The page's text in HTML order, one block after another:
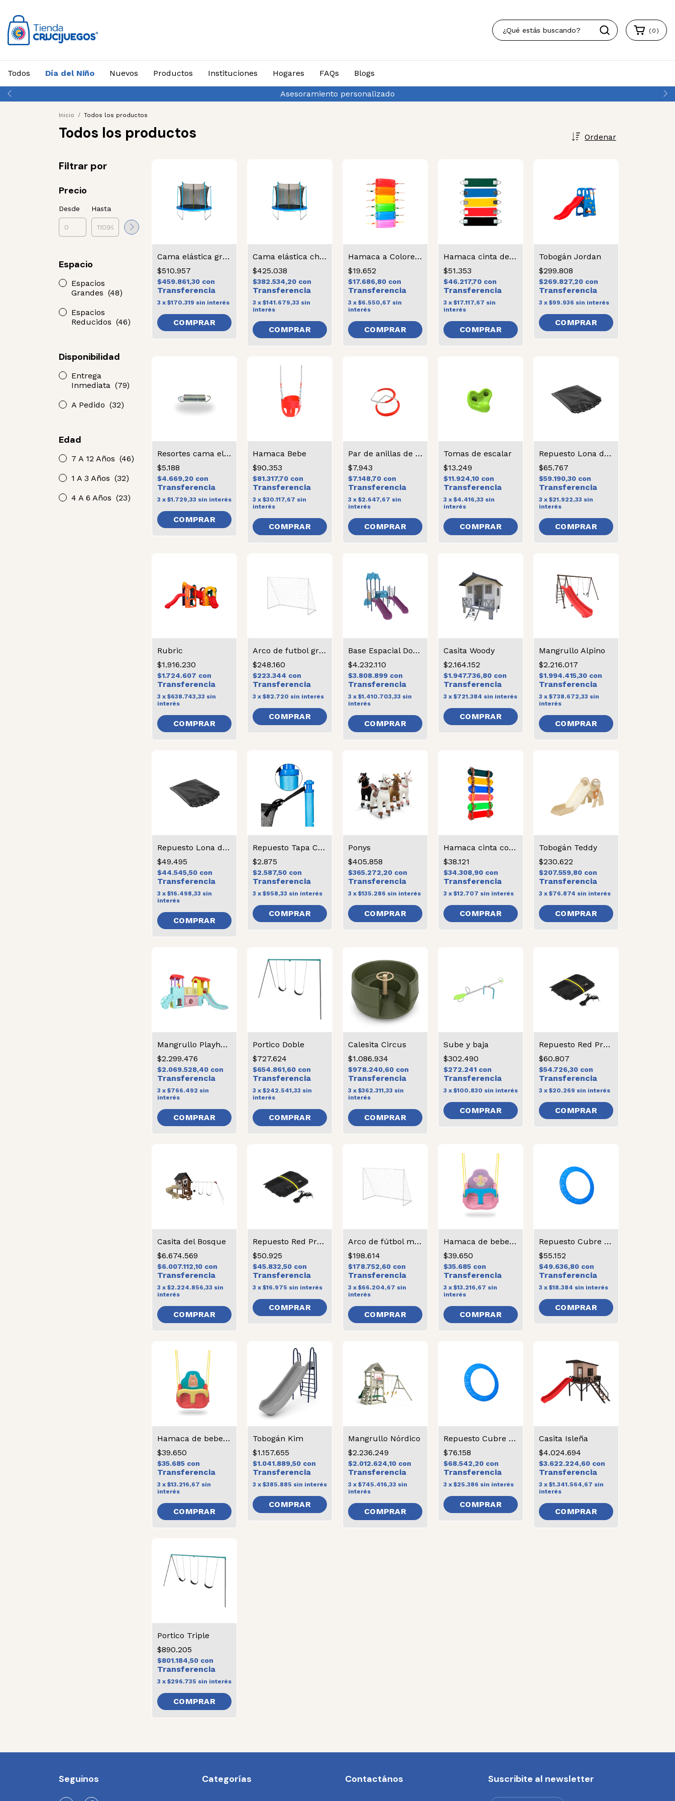
Hasta 3 cuotas sin interés y 10% de descuento por transferencia
( 0 )
Todos Día del Niño Nuevos Productos Instituciones Hogares FAQs Blogs
Inicio / Todos los productos
Todos los productos Ordenar
Filtrar por
Precio
Desde Hasta
Espacio
Espacios
Grandes (48)
Espacios
Reducidos (46)
Disponibilidad
Entrega
Inmediata (79)
A Pedido (32)
Edad
7 A 12 Años (46)
1 A 3 Años (32)
4 A 6 Años (23)
Cama elástica grande
$510.957
$459.861,30 con
3 x $170.319 sin interés
Cama elástica chica
$425.038
$382.534,20 con
3 x $141.679,33 sin
interés
Hamaca a Colores Con Soga
$19.652
$17.686,80 con
3 x $6.550,67 sin
interés
COMPRAR
Hamaca cinta de color
$51.353
$46.217,70 con
3 x $17.117,67 sin
interés
COMPRAR
Tobogán Jordan
$299.808
$269.827,20 con
3 x $99.936 sin interés
Resortes cama elastica
$5.188
$4.669,20 con
3 x $1.729,33 sin interés
COMPRAR
Hamaca Bebe
$90.353
$81.317,70 con
3 x $30.117,67 sin
interés
COMPRAR
Par de anillas de metal
$7.943
$7.148,70 con
3 x $2.647,67 sin
interés
Tomas de escalar
$13.249
$11.924,10 con
3 x $4.416,33 sin
interés
Repuesto Lona de Salto Grande
$65.767
$59.190,30 con
3 x $21.922,33 sin
interés
Rubric
$1.916.230
$1.724.607 con
3 x $638.743,33 sin
interés
Arco de futbol grande
$248.160
$223.344 con
3 x $82.720 sin interés
Base Espacial Doble
$4.232.110
$3.808.899 con
3 x $1.410.703,33 sin
interés
COMPRAR
Casita Woody
$2.164.152
$1.947.736,80 con
3 x $721.384 sin interés
Mangrullo Alpino
$2.216.017
$1.994.415,30 con
3 x $738.672,33 sin
interés
Repuesto Lona de Salto Chica
$49.495
$44.545,50 con
3 x $16.498,33 sin
interés
Repuesto Tapa Cama Elástica
$2.875
$2.587,50 con
3 x $958,33 sin interés
Ponys
$405.858
$365.272,20 con
3 x $135.286 sin interés
COMPRAR
Hamaca cinta con soga
$38.121
$34.308,90 con
3 x $12.707 sin interés
COMPRAR
Tobogán Teddy
$230.622
$207.559,80 con
3 x $76.874 sin interés
Mangrullo Playhouse
$2.299.476
$2.069.528,40 con
3 x $766.492 sin
interés
Portico Doble
$727.624
$654.861,60 con
3 x $242.541,33 sin
interés
COMPRAR
Calesita Circus
$1.086.934
$978.240,60 con
3 x $362.311,33 sin
interés
COMPRAR
Sube y baja
$302.490
$272.241 con
3 x $100.830 sin interés
COMPRAR
Repuesto Red Protectora Grande
$60.807
$54.726,30 con
3 x $20.269 sin interés
Casita del Bosque
$6.674.569
$6.007.112,10 con
3 x $2.224.856,33 sin
interés
Repuesto Red Protectora Chica
$50.925
$45.832,50 con
3 x $16.975 sin interés
Arco de fútbol mediano
$198.614
$178.752,60 con
3 x $66.204,67 sin
interés
Hamaca de bebe mariposa
$39.650
$35.685 con
3 x $13.216,67 sin
interés
Repuesto Cubre Resorte Chico
$55.152
$49.636,80 con
3 x $18.384 sin interés
Hamaca de bebe osito
$39.650
$35.685 con
3 x $13.216,67 sin
interés
Tobogán Kim
$1.157.655
$1.041.889,50 con
3 x $385.885 sin interés
COMPRAR
Mangrullo Nórdico
$2.236.249
$2.012.624,10 con
3 x $745.416,33 sin
interés
Repuesto Cubre Resorte Grande
$76.158
$68.542,20 con
3 x $25.386 sin interés
Casita Isleña
$4.024.694
$3.622.224,60 con
3 x $1.341.564,67 sin
interés
Portico Triple
$890.205
$801.184,50 con
3 x $296.735 sin interés
COMPRAR
Seguinos Categorías Contactános Suscribite al newsletter